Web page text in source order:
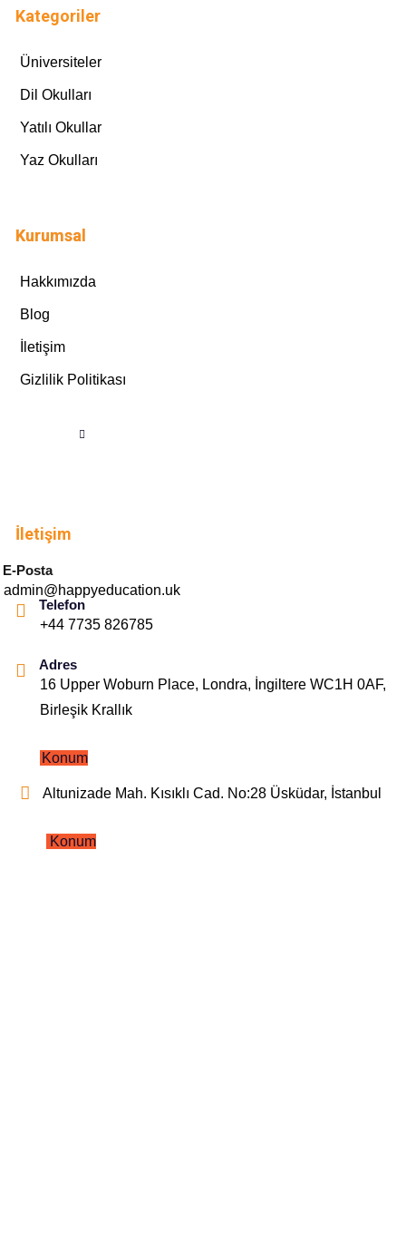
Kategoriler
Üniversiteler
Dil Okulları
Yatılı Okullar
Yaz Okulları
Kurumsal
Hakkımızda
Blog
İletişim
Gizlilik Politikası
İletişim
E-Posta
admin@happyeducation.uk
Telefon
+44 7735 826785
Adres
16 Upper Woburn Place, Londra, İngiltere WC1H 0AF,
Birleşik Krallık
Konum
Altunizade Mah. Kısıklı Cad. No:28 Üsküdar, İstanbul
Konum